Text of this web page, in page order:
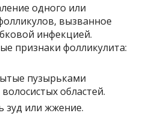
одного или
вызванное
инфекцией.
признаки фолликулита:
пузырьками
областей.
зуд или жжение.